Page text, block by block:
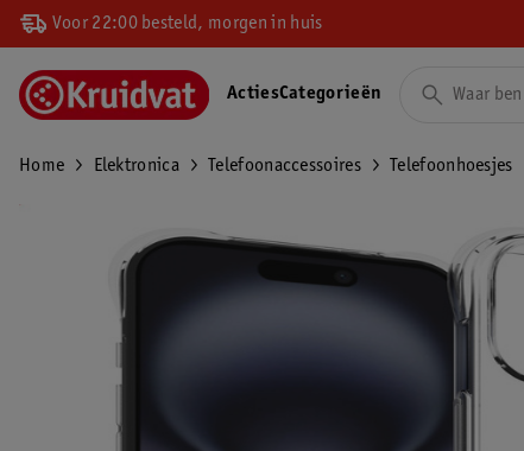
Voor 22:00 besteld, morgen in huis
ActiesCategorieën
Home Elektronica Telefoonaccessoires Telefoonhoesjes